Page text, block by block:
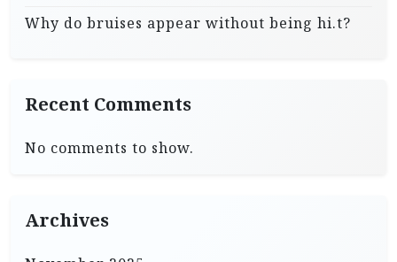
Why do bruises appear without being hi.t?
Recent Comments
No comments to show.
Archives